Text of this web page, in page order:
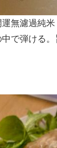
無濾過純米
で弾ける。